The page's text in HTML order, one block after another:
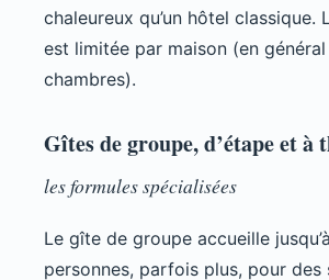
chaleureux qu’un hôtel classique.
est limitée par maison (en général
chambres).
Gîtes de groupe, d’étape et à
les formules spécialisées
Le gîte de groupe accueille
personnes, parfois plus, pour des